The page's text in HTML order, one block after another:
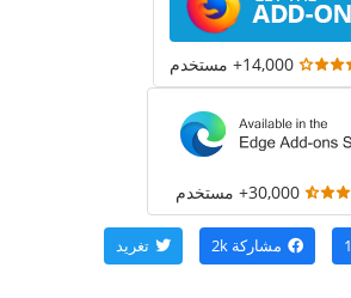
14,000+ مستخدم
30,000+ مستخدم
مشاركة 2k تغريد